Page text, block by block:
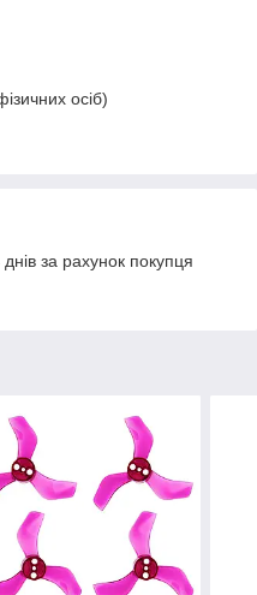
осіб)
за рахунок покупця